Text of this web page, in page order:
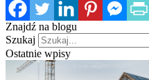
Znajdź na blogu
Szukaj
Ostatnie wpisy